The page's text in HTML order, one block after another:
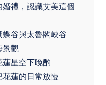
禮，認識艾美這個
谷與太魯閣峽谷
景觀
蓮星空下晚酌
蓮的日常放慢